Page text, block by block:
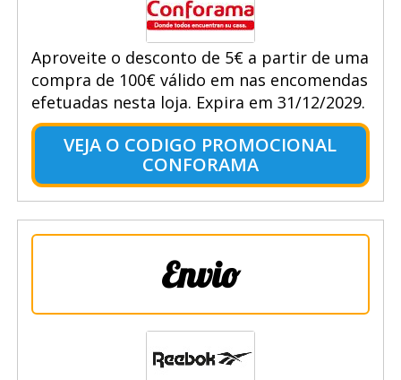
Aproveite o desconto de 5€ a partir de uma
compra de 100€ válido em nas encomendas
efetuadas nesta loja. Expira em 31/12/2029.
VEJA O CODIGO PROMOCIONAL
CONFORAMA
Envio